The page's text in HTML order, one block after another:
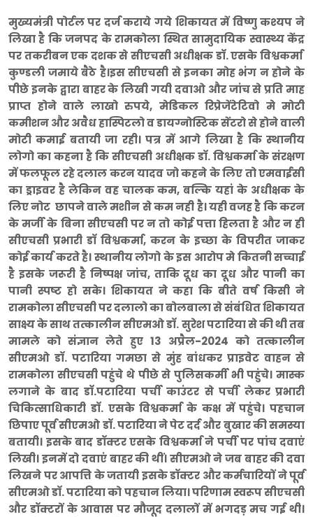
मुख्यमंत्री पोर्टल पर दर्ज कराये गये शिकायत में विष्णु कश्यप ने
लिखा है कि जनपद के रामकोला स्थित सामुदायिक स्वास्थ्य केंद्र
पर तकरीबन एक दशक से सीएचसी अधीक्षक डाॅ. एसके विश्वकर्मा
कुण्डली जमाये बैठे है।इस सीएचसी से इनका मोह भंग न होने के
पीछे इनके द्वारा बाहर के लिखी गयी दवाओ और जांच से प्रति माह
प्राप्त होने वाले लाखो रुपये, मेडिकल रिप्रेजेंटेटिवो मे मोटी
कमीशन और अवैध हास्पिटलो व डायग्नोस्टिक सेंटरो से होने वाली
मोटी कमाई बतायी जा रही। पत्र में आगे लिखा है कि स्थानीय
लोगो का कहना है कि सीएचसी अधीक्षक डाॅ. विश्वकर्मा के संरक्षण
में फलफूल रहे दलाल करन यादव जो कहने के लिए तो एमवाईसी
का ड्राइवर है लेकिन वह चालक कम, बल्कि यहां के अधीक्षक के
लिए नोट छापने वाले मशीन से कम नही है। यही वजह है कि करन
के मर्जी के बिना सीएचसी पर न तो कोई पत्ता हिलता है और न ही
सीएचसी प्रभारी डाॅ विश्वकर्मा, करन के इच्छा के विपरीत जाकर
कोई कार्य करते है। स्थानीय लोगो के इस आरोप मे कितनी सच्चाई
है इसके जरूरी है निष्पक्ष जांच, ताकि दूध का दूध और पानी का
पानी स्पष्ट हो सके। शिकायत ने कहा कि बीते वर्ष किसी ने
रामकोला सीएचसी पर दलालो का बोलबाला से संबंधित शिकायत
साक्ष्य के साथ तत्कालीन सीएमओ डाॅ. सुरेश पटारिया से की थी तब
मामले को संज्ञान लेते हुए 13 अप्रैल-2024 को तत्कालीन
सीएमओ डाॅ. पटारिया गमछा से मुंह बांधकर प्राइवेट वाहन से
रामकोला सीएचसी पहुंचे थे पीछे से पुलिसकर्मी भी पहुंचे। मास्क
लगाने के बाद डाॅ.पटारिया पर्ची काउंटर से पर्ची लेकर प्रभारी
चिकित्साधिकारी डाॅ. एसके विश्वकर्मा के कक्ष में पहुंचे। पहचान
छिपाए पूर्व सीएमओ डॉ. पटारिया ने पेट दर्द और बुखार की समस्या
बतायी। इसके बाद डॉक्टर एसके विश्वकर्मा ने पर्ची पर पांच दवाएं
लिखी। इनमें दो दवाएं बाहर की थीं। सीएमओ ने जब बाहर की दवा
लिखने पर आपत्ति के जतायी इसके डॉक्टर और कर्मचारियों ने पूर्व
सीएमओ डाॅ. पटारिया को पहचान लिया। परिणाम स्वरूप सीएचसी
और डॉक्टरों के आवास पर मौजूद दलालों में भगदड़ मच गई थी।